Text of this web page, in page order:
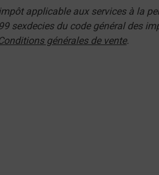
applicable aux services à la
sexdecies du code général des
générales de vente.